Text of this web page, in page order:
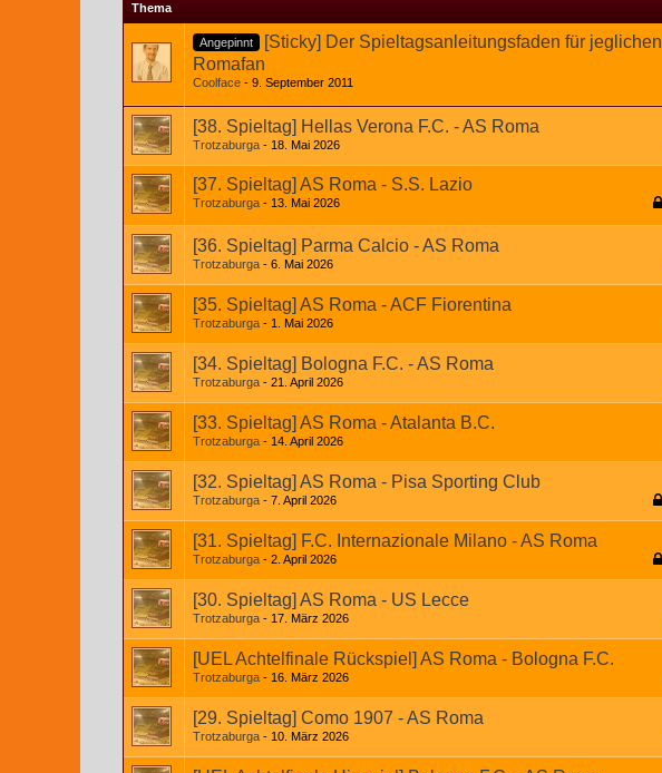
Thema
Angepinnt
[Sticky] Der Spieltagsanleitungsfaden für jeglichen
Romafan
Coolface 9. September 2011
[38. Spieltag] Hellas Verona F.C. - AS Roma
Trotzaburga 18. Mai 2026
[37. Spieltag] AS Roma - S.S. Lazio
Trotzaburga 13. Mai 2026
[36. Spieltag] Parma Calcio - AS Roma
Trotzaburga 6. Mai 2026
[35. Spieltag] AS Roma - ACF Fiorentina
Trotzaburga 1. Mai 2026
[34. Spieltag] Bologna F.C. - AS Roma
Trotzaburga 21. April 2026
[33. Spieltag] AS Roma - Atalanta B.C.
Trotzaburga 14. April 2026
[32. Spieltag] AS Roma - Pisa Sporting Club
Trotzaburga 7. April 2026
[31. Spieltag] F.C. Internazionale Milano - AS Roma
Trotzaburga 2. April 2026
[30. Spieltag] AS Roma - US Lecce
Trotzaburga 17. März 2026
[UEL Achtelfinale Rückspiel] AS Roma - Bologna F.C.
Trotzaburga 16. März 2026
[29. Spieltag] Como 1907 - AS Roma
Trotzaburga 10. März 2026